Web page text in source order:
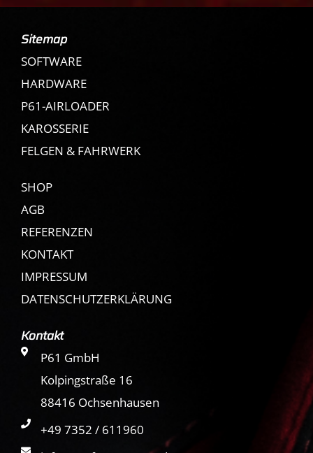
Kontakt
P61 GmbH
Kolpingstraße 16
88416 Ochsenhausen
+49 7352 / 611960
Sitemap
SOFTWARE
HARDWARE
P61-AIRLOADER
KAROSSERIE
FELGEN & FAHRWERK
SHOP
AGB
REFERENZEN
KONTAKT
IMPRESSUM
DATENSCHUTZERKLÄRUNG